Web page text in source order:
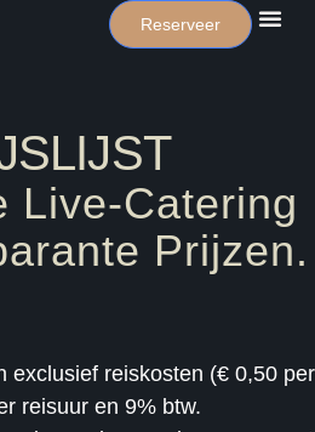
Reserveer
Live-Catering
Prijzen.
exclusief reiskosten (€ 0,50 per
reisuur en 9% btw.